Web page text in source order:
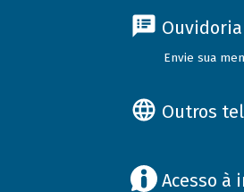
Ouvidoria
Envie sua
Outros
Acesso à